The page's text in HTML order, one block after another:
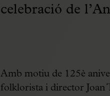
celebració de
Amb motiu de 125è
folklorista i director Joan